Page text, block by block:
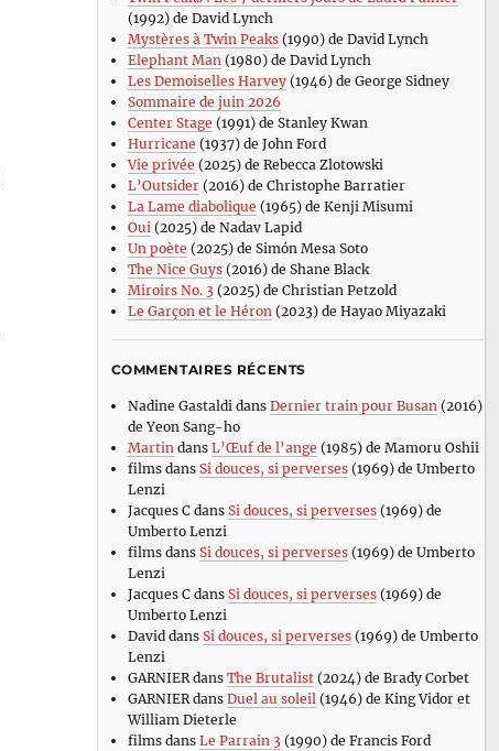
(1992) de David Lynch
Mystères à Twin Peaks(1990) de David Lynch
Elephant Man(1980) de David Lynch
Les Demoiselles Harvey(1946) de George Sidney
Sommaire de juin 2026
Center Stage (1991) de Stanley Kwan
Hurricane (1937) de John Ford
Vie privée (2025) de Rebecca Zlotowski
L’Outsider(2016) de Christophe Barratier
La Lame diabolique (1965) de Kenji Misumi
Oui(2025) de Nadav Lapid
Un poète (2025) de Simón Mesa Soto
The Nice Guys(2016) de Shane Black
Miroirs No. 3 (2025) de Christian Petzold
Le Garçon et le Héron(2023) de Hayao Miyazaki
COMMENTAIRES RÉCENTS
Nadine Gastaldi dans Dernier train pour Busan (2016)
de Yeon Sang-ho
Martin dans L’Œuf de l’ange (1985) de Mamoru Oshii
filmsdans Si douces, si perverses(1969) de Umberto
Lenzi
Jacques Cdans Si douces, si perverses(1969) de
Umberto Lenzi
filmsdans Si douces, si perverses(1969) de Umberto
Lenzi
Jacques Cdans Si douces, si perverses(1969) de
Umberto Lenzi
David dans Si douces, si perverses(1969) de Umberto
Lenzi
GARNIERdans The Brutalist(2024) de Brady Corbet
GARNIERdans Duel au soleil (1946) de King Vidor et
William Dieterle
filmsdans Le Parrain 3 (1990) de Francis Ford